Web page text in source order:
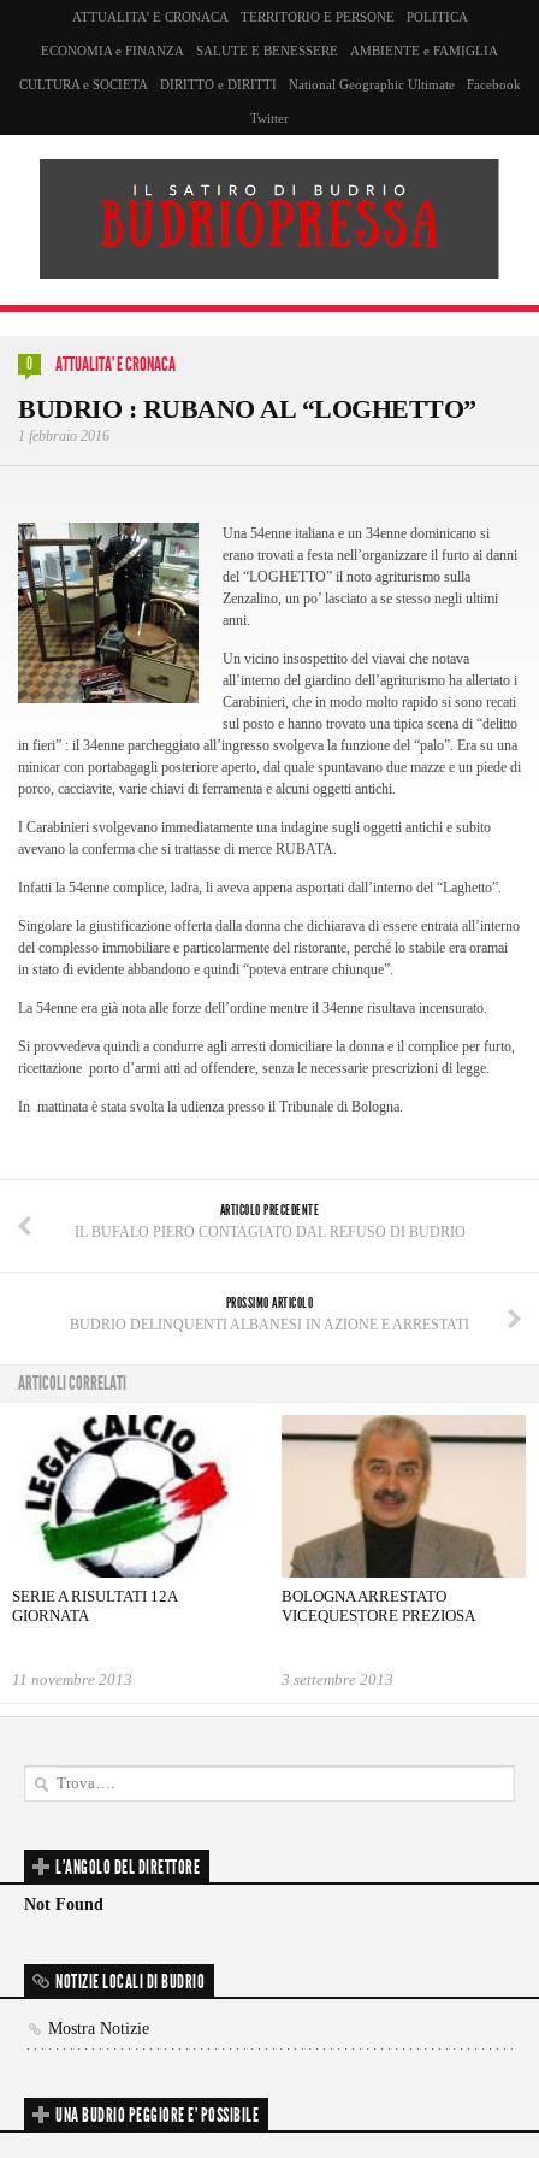
ATTUALITA’ E CRONACA TERRITORIO E PERSONE POLITICA
ECONOMIA e FINANZA SALUTE E BENESSERE AMBIENTE e FAMIGLIA
CULTURA e SOCIETA DIRITTO e DIRITTI National Geographic Ultimate Facebook
Twitter
0 ATTUALITA' E CRONACA
BUDRIO : RUBANO AL “LOGHETTO”
1 febbraio 2016
Una 54enne italiana e un 34enne dominicano si
erano trovati a festa nell’organizzare il furto ai danni
del “LOGHETTO” il noto agriturismo sulla
Zenzalino, un po’ lasciato a se stesso negli ultimi
anni.
Un vicino insospettito del viavai che notava
all’interno del giardino dell’agriturismo ha allertato i
Carabinieri, che in modo molto rapido si sono recati
sul posto e hanno trovato una tipica scena di “delitto
in fieri” : il 34enne parcheggiato all’ingresso svolgeva la funzione del “palo”. Era su una
minicar con portabagagli posteriore aperto, dal quale spuntavano due mazze e un piede di
porco, cacciavite, varie chiavi di ferramenta e alcuni oggetti antichi.
I Carabinieri svolgevano immediatamente una indagine sugli oggetti antichi e subito
avevano la conferma che si trattasse di merce RUBATA.
Infatti la 54enne complice, ladra, li aveva appena asportati dall’interno del “Laghetto”.
Singolare la giustificazione offerta dalla donna che dichiarava di essere entrata all’interno
del complesso immobiliare e particolarmente del ristorante, perché lo stabile era oramai
in stato di evidente abbandono e quindi “poteva entrare chiunque”.
La 54enne era già nota alle forze dell’ordine mentre il 34enne risultava incensurato.
Si provvedeva quindi a condurre agli arresti domiciliare la donna e il complice per furto,
ricettazione porto d’armi atti ad offendere, senza le necessarie prescrizioni di legge.
In mattinata è stata svolta la udienza presso il Tribunale di Bologna.
ARTICOLO PRECEDENTE
IL BUFALO PIERO CONTAGIATO DAL REFUSO DI BUDRIO
PROSSIMO ARTICOLO
BUDRIO DELINQUENTI ALBANESI IN AZIONE E ARRESTATI
ARTICOLI CORRELATI
SERIE A RISULTATI 12A
GIORNATA
11 novembre 2013
BOLOGNA ARRESTATO
VICEQUESTORE PREZIOSA
3 settembre 2013
L'ANGOLO DEL DIRETTORE
Not Found
NOTIZIE LOCALI DI BUDRIO
Mostra Notizie
UNA BUDRIO PEGGIORE E’ POSSIBILE